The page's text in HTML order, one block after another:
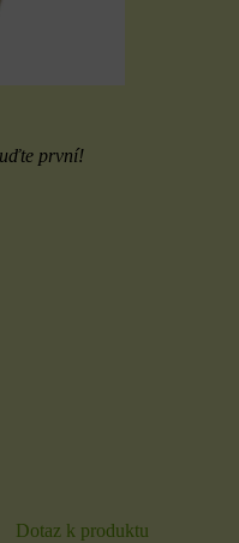
první!
Dotaz k produktu